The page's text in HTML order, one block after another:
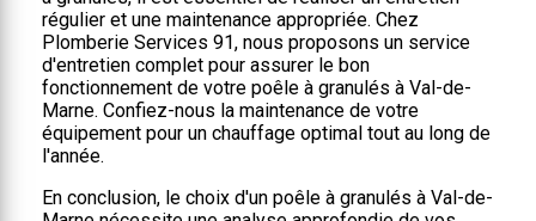
régulier et une maintenance appropriée. Chez
Plomberie Services 91, nous proposons un service
d'entretien complet pour assurer le bon
fonctionnement de votre poêle à granulés à Val-de-
Marne. Confiez-nous la maintenance de votre
équipement pour un chauffage optimal tout au long de
l'année.
En conclusion, le choix d'un poêle à granulés à Val-de-